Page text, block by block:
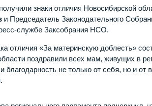
знаки отличия Новосибирской
и Председатель Законодательного
службе Заксобрания НСО.
отличия «За материнскую доблесть»
поздравили всех мам, живущих в
не только от себя, но и от